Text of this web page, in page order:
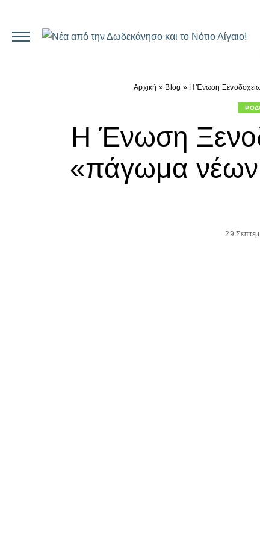
Αρχική » Blog » Η Ένωση
Η Ένωση
«πάγωμα νέων
29